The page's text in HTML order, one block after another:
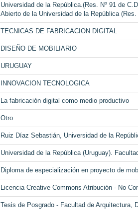
Universidad de la República.(Res. Nº 91 de
Abierto de la Universidad de la República
TECNICAS DE FABRICACION DIGITAL
DISEÑO DE MOBILIARIO
URUGUAY
INNOVACION TECNOLOGICA
La fabricación digital como medio productivo
Otro
Ruiz Díaz Sebastián, Universidad de la
Universidad de la República (Uruguay).
Diploma de especialización en proyecto de
Licencia Creative Commons Atribución - No
Tesis de Posgrado - Facultad de Arquitectura,